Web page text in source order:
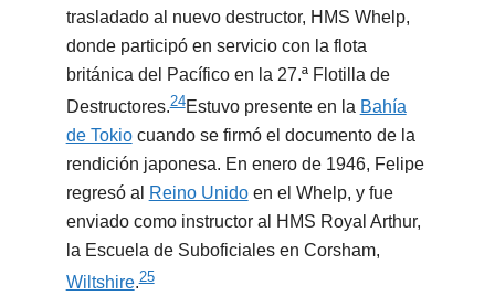
trasladado al nuevo destructor, HMS Whelp,
donde participó en servicio con la flota
británica del Pacífico en la 27.ª Flotilla de
Destructores.24​Estuvo presente en la Bahía
de Tokiocuando se firmó el documento de la
rendición japonesa. En enero de 1946, Felipe
regresó al Reino Unidoen el Whelp, y fue
enviado como instructor al HMS Royal Arthur,
la Escuela de Suboficiales en Corsham,
Wiltshire.25